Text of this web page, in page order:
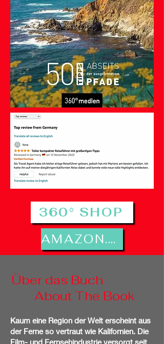
360° SHOP
AMAZON.DE
​Über das Buch
About The Book
Kaum eine Region der Welt erscheint aus
der Ferne so vertraut wie Kalifornien. Die
Film- und Fernsehindustrie versorgt seit